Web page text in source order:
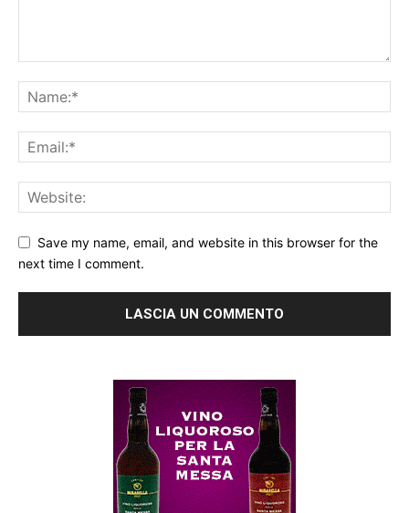
Save my name, email, and website in this browser for the
next time I comment.